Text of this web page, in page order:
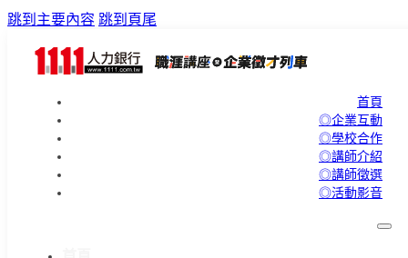
跳到主要內容 跳到頁尾
首頁
◎企業互動
◎學校合作
◎講師介紹
◎講師徵選
◎活動影音